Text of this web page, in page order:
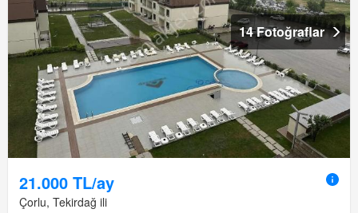
14 Fotoğraflar
21.000 TL/ay
Çorlu, Tekirdağ ili